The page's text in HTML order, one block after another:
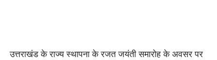
उत्तराखंड के राज्य स्थापना के रजत जयंती समारोह के अवसर पर